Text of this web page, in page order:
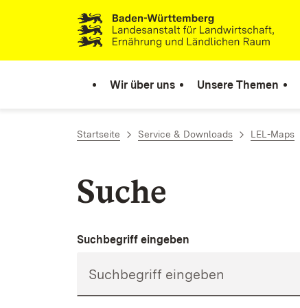
Zum Inhalt springen
Link zur Startseite
Wir über uns Unsere Themen
Startseite Service & Downloads LEL-Maps
Suche
Suchbegriff eingeben